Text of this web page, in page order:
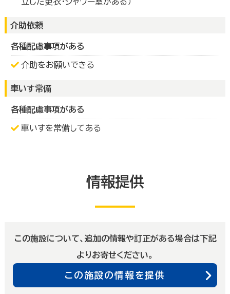
立した更衣・シャワー室がある）
介助依頼
各種配慮事項がある
介助をお願いできる
車いす常備
各種配慮事項がある
車いすを常備してある
情報提供
この施設について、追加の情報や訂正がある場合は下記
よりお寄せください。
この施設の情報を提供